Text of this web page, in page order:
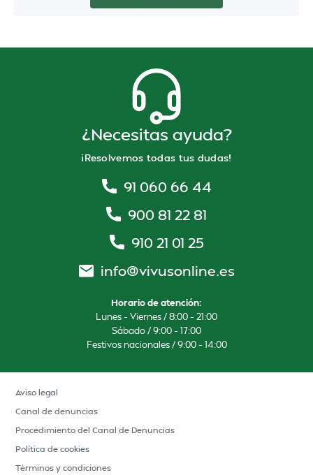
¿Necesitas ayuda?
¡Resolvemos todas tus dudas!
91 060 66 44
900 81 22 81
910 21 01 25
info@vivusonline.es
Horario de atención:
Lunes – Viernes / 8:00 – 21:00
Sábado / 9:00 – 17:00
Festivos nacionales / 9:00 – 14:00
Aviso legal
Canal de denuncias
Procedimiento del Canal de Denuncias
Política de cookies
Términos y condiciones